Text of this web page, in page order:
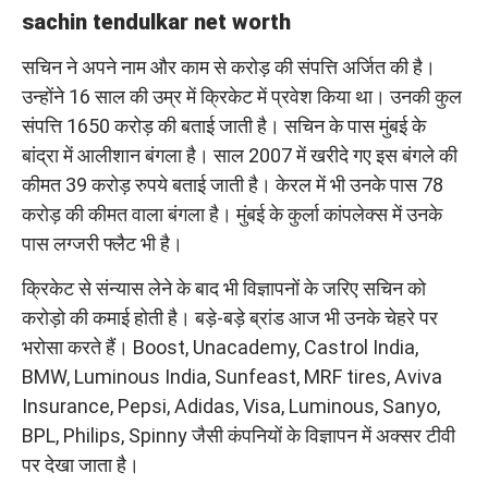
sachin tendulkar net worth
सचिन ने अपने नाम और काम से करोड़ की संपत्ति अर्जित की है।
उन्होंने 16 साल की उम्र में क्रिकेट में प्रवेश किया था। उनकी कुल
संपत्ति 1650 करोड़ की बताई जाती है। सचिन के पास मुंबई के
बांद्रा में आलीशान बंगला है। साल 2007 में खरीदे गए इस बंगले की
कीमत 39 करोड़ रुपये बताई जाती है। केरल में भी उनके पास 78
करोड़ की कीमत वाला बंगला है। मुंबई के कुर्ला कांपलेक्स में उनके
पास लग्जरी फ्लैट भी है।
क्रिकेट से संन्यास लेने के बाद भी विज्ञापनों के जरिए सचिन को
करोड़ो की कमाई होती है। बड़े-बड़े ब्रांड आज भी उनके चेहरे पर
भरोसा करते हैं। Boost, Unacademy, Castrol India,
BMW, Luminous India, Sunfeast, MRF tires, Aviva
Insurance, Pepsi, Adidas, Visa, Luminous, Sanyo,
BPL, Philips, Spinny जैसी कंपनियों के विज्ञापन में अक्सर टीवी
पर देखा जाता है।